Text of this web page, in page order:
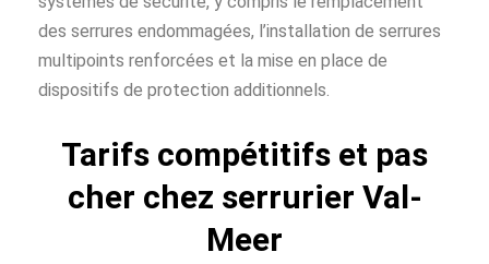
des serrures endommagées, l’installation de serrures
multipoints renforcées et la mise en place de
dispositifs de protection additionnels.
Tarifs compétitifs et pas
cher chez serrurier Val-
Meer